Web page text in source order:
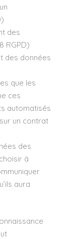
des
RGPD)
des données
que les
ces
automatisés
un contrat
des
à
aura